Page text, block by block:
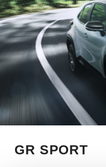
GR SPORT